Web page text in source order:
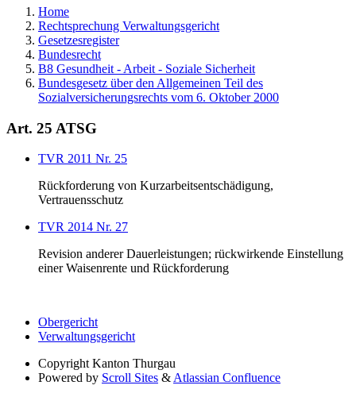
Home
Rechtsprechung Verwaltungsgericht
Gesetzesregister
Bundesrecht
B8 Gesundheit - Arbeit - Soziale Sicherheit
Bundesgesetz über den Allgemeinen Teil des
Sozialversicherungsrechts vom 6. Oktober 2000
Art. 25 ATSG
TVR 2011 Nr. 25
Rückforderung von Kurzarbeitsentschädigung,
Vertrauensschutz
TVR 2014 Nr. 27
Revision anderer Dauerleistungen; rückwirkende Einstellung
einer Waisenrente und Rückforderung
Obergericht
Verwaltungsgericht
Copyright Kanton Thurgau
Powered by Scroll Sites &Atlassian Confluence